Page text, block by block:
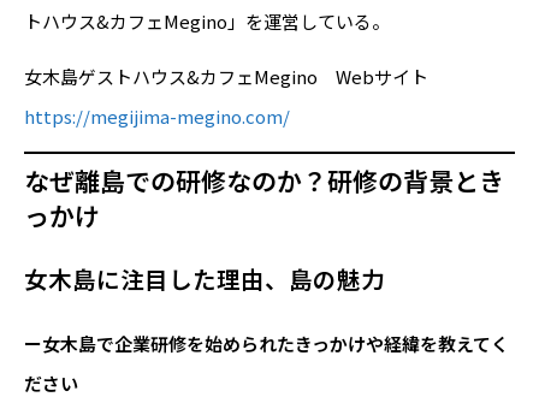
トハウス&カフェMegino」を運営している。
女木島ゲストハウス&カフェMegino Webサイト
https://megijima-megino.com/
なぜ離島での研修なのか？研修の背景とき
っかけ
女木島に注目した理由、島の魅力
ー女木島で企業研修を始められたきっかけや経緯を教えてく
ださい